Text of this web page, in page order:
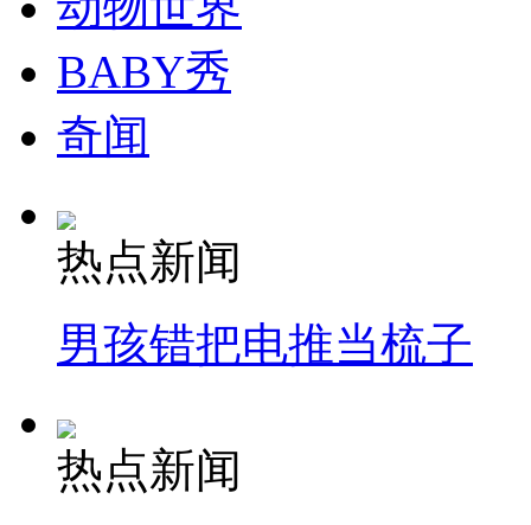
BABY秀
奇闻
热点新闻
男孩错把电推当梳子
热点新闻